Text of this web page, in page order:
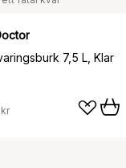
7,5 L, Klar